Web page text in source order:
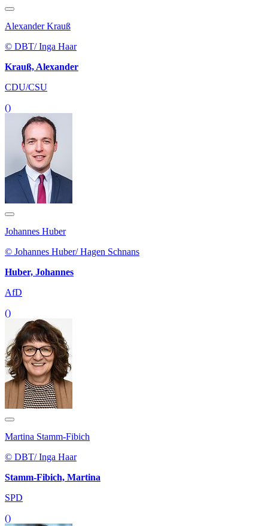
Alexander Krauß
© DBT/ Inga Haar
Krauß, Alexander
CDU/CSU
()
Johannes Huber
© Johannes Huber/ Hagen Schnans
Huber, Johannes
AfD
()
Martina Stamm-Fibich
© DBT/ Inga Haar
Stamm-Fibich, Martina
SPD
()